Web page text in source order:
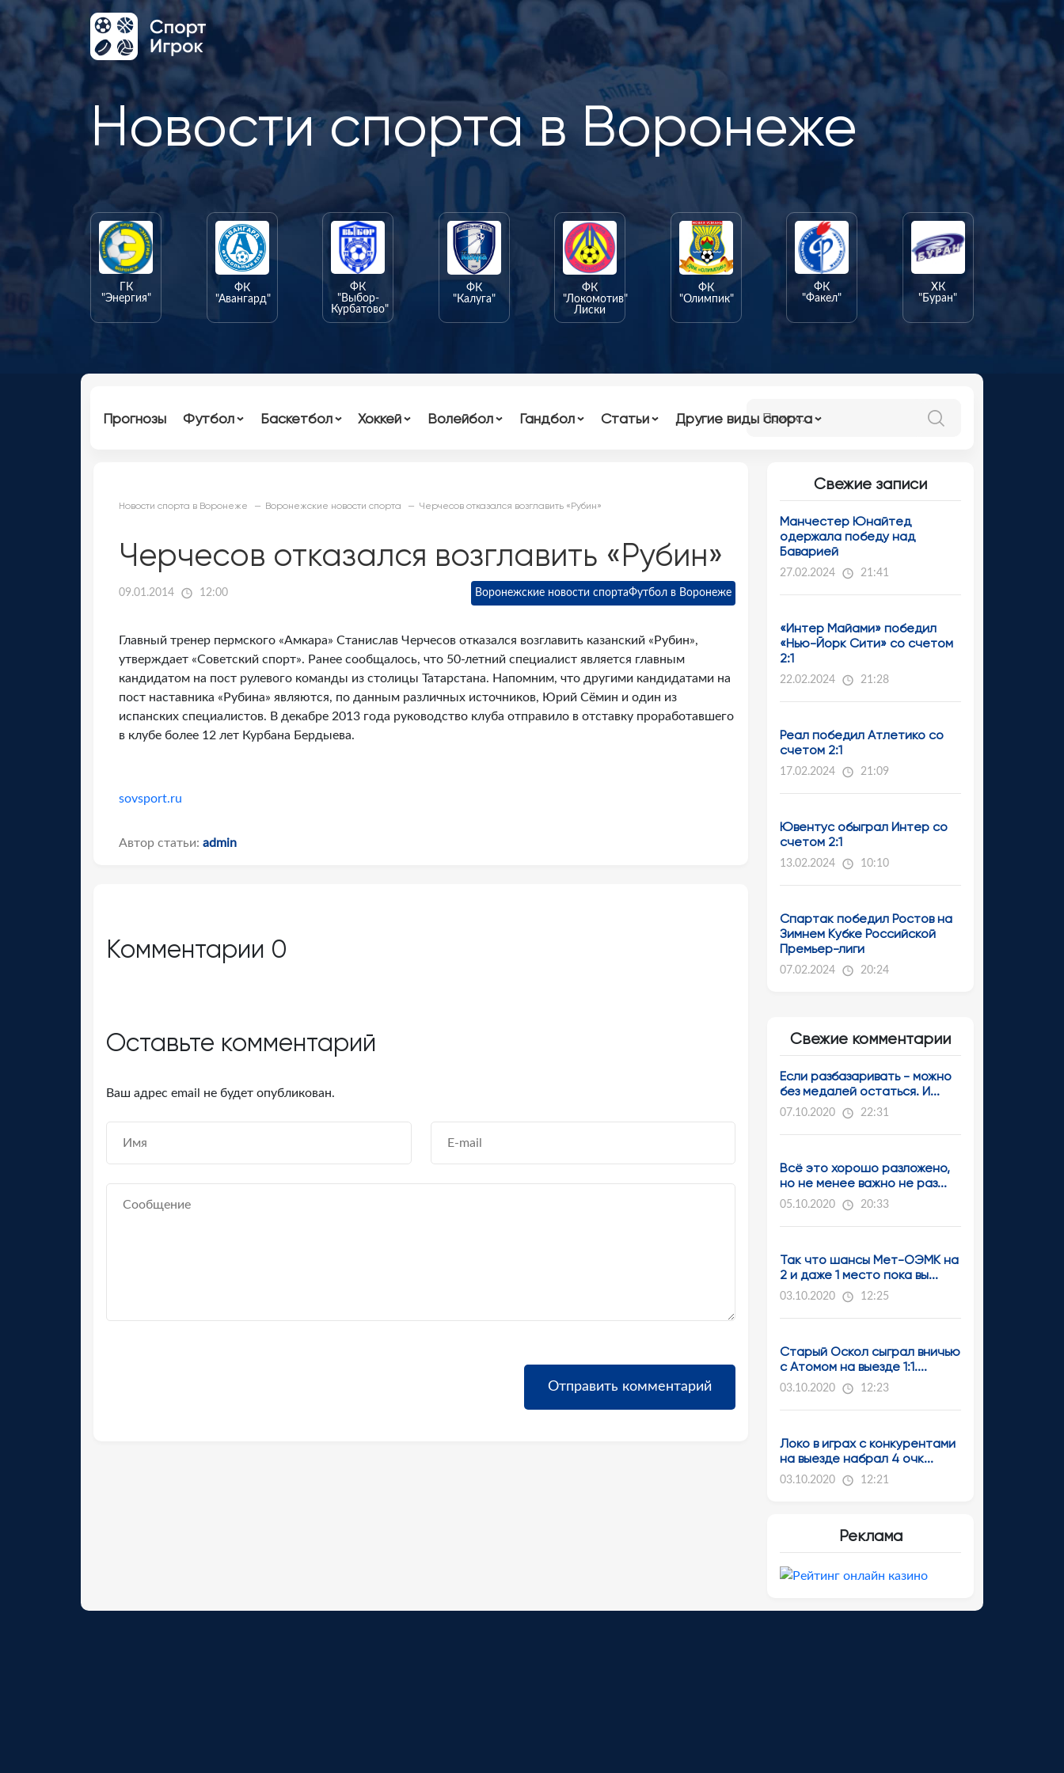
Новости спорта в Воронеже
ГК
"Энергия"
ФК
"Авангард"
ФК
"Выбор-
Курбатово"
ФК
"Калуга"
ФК
"Локомотив"
Лиски
ФК
"Олимпик"
ФК
"Факел"
ХК
"Буран"
Прогнозы Футбол Баскетбол Хоккей Волейбол Гандбол Статьи Другие виды спорта
Новости спорта в Воронеже Воронежские новости спорта Черчесов отказался возглавить «Рубин»
Черчесов отказался возглавить «Рубин»
09.01.2014 12:00 Воронежские новости спортаФутбол в Воронеже
Главный тренер пермского «Амкара» Станислав Черчесов отказался возглавить казанский «Рубин»,
утверждает «Советский спорт». Ранее сообщалось, что 50-летний специалист является главным
кандидатом на пост рулевого команды из столицы Татарстана. Напомним, что другими кандидатами на
пост наставника «Рубина» являются, по данным различных источников, Юрий Сёмин и один из
испанских специалистов. В декабре 2013 года руководство клуба отправило в отставку проработавшего
в клубе более 12 лет Курбана Бердыева.
sovsport.ru
Автор статьи: admin
Комментарии 0
Оставьте комментарий
Ваш адрес email не будет опубликован.
Свежие записи
Манчестер Юнайтед
одержала победу над
Баварией
27.02.2024 21:41
«Интер Майами» победил
«Нью-Йорк Сити» со счетом
2:1
22.02.2024 21:28
Реал победил Атлетико со
счетом 2:1
17.02.2024 21:09
Ювентус обыграл Интер со
счетом 2:1
13.02.2024 10:10
Спартак победил Ростов на
Зимнем Кубке Российской
Премьер-лиги
07.02.2024 20:24
Свежие комментарии
Если разбазаривать - можно
без медалей остаться. И...
07.10.2020 22:31
Всё это хорошо разложено,
но не менее важно не раз...
05.10.2020 20:33
Так что шансы Мет-ОЭМК на
2 и даже 1 место пока вы...
03.10.2020 12:25
Старый Оскол сыграл вничью
с Атомом на выезде 1:1....
03.10.2020 12:23
Локо в играх с конкурентами
на выезде набрал 4 очк...
03.10.2020 12:21
Реклама